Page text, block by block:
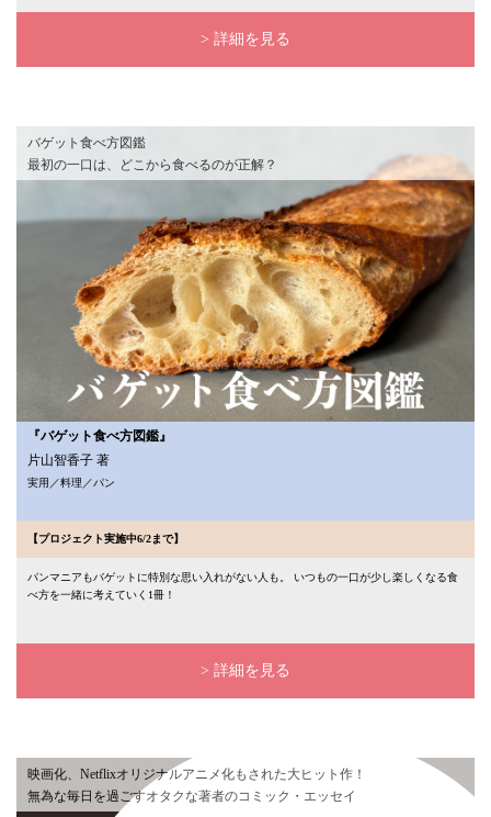
> 詳細を見る
バゲット食べ方図鑑
最初の一口は、どこから食べるのが正解？
『バゲット食べ方図鑑』
片山智香子 著
実用／料理／パン
【プロジェクト実施中6/2まで】
パンマニアもバゲットに特別な思い入れがない人も。 いつもの一口が少し楽しくなる食
べ方を一緒に考えていく1冊！
> 詳細を見る
映画化、Netflixオリジナルアニメ化もされた大ヒット作！
無為な毎日を過ごすオタクな著者のコミック・エッセイ